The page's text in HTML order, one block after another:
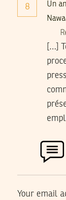
8
Un
[…]
Your email